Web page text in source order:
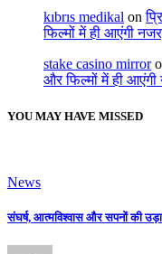
kıbrıs medikal on
फिल्मों में ही आएंगी
stake casino mirror
और फिल्मों में ही
YOU MAY HAVE MISSED
News
संघर्ष, आत्मविश्वास और सपनों की